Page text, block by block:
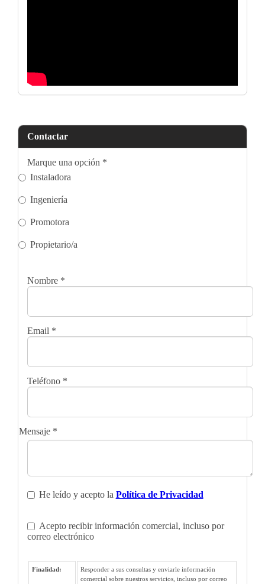
Contactar
Marque una opción *
Instaladora
Ingeniería
Promotora
Propietario/a
Nombre *
Email *
Teléfono *
Mensaje *
He leído y acepto la Política de Privacidad
Acepto recibir información comercial, incluso por
correo electrónico
Finalidad:
Responder a sus consultas y enviarle información
comercial sobre nuestros servicios, incluso por correo